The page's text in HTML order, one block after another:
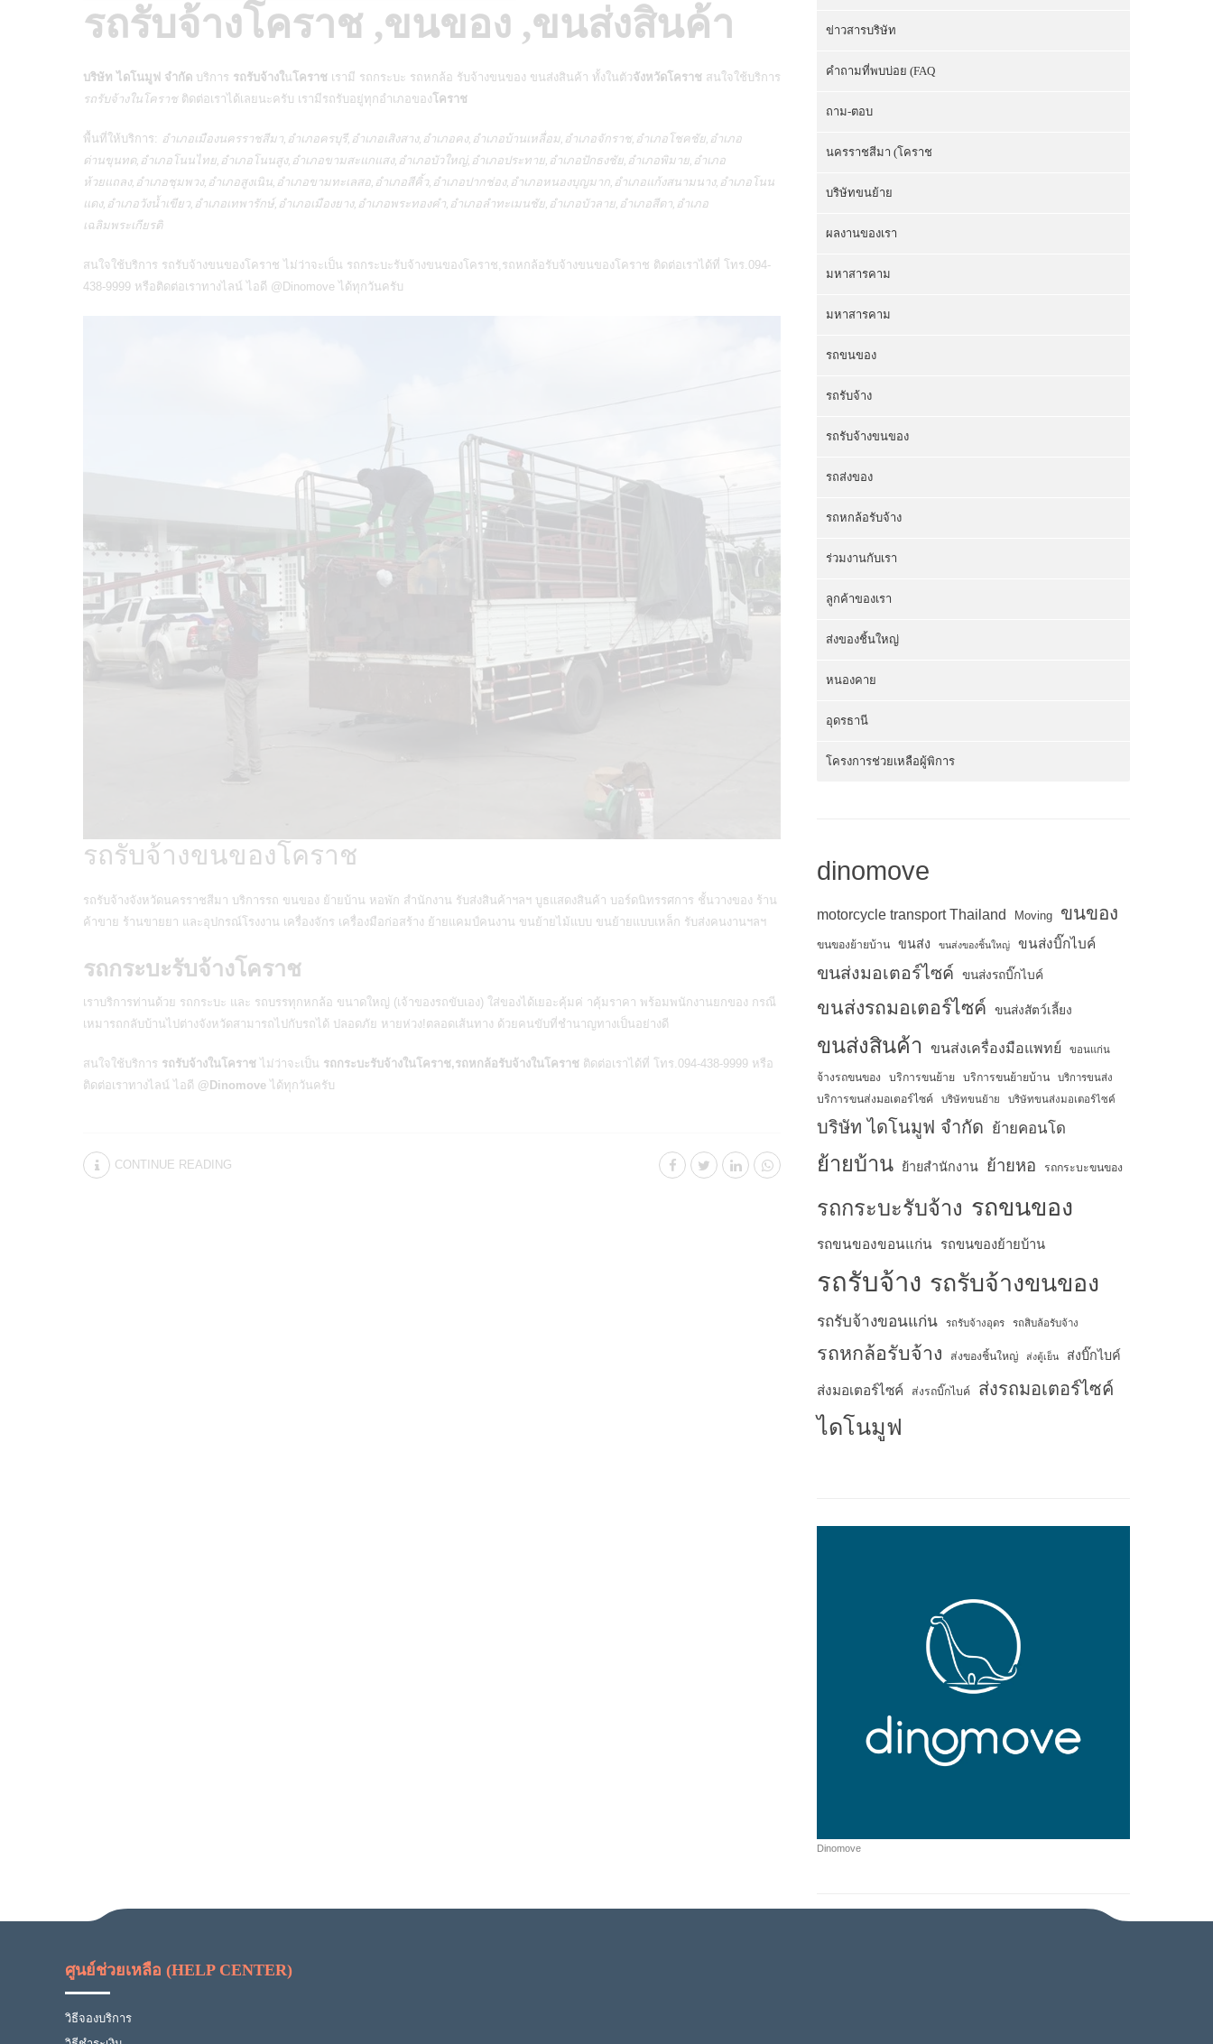
รถรับจ้างโคราช ,ขนของ ,ขนส่งสินค้า
บริษัท ไดโนมูฟ จำกัด บริการ รถรับจ้างในโคราช เรามี รถกระบะ รถหกล้อ รับจ้างขนของ ขนส่งสินค้า ทั้งในตัวจังหวัดโคราช สนใจใช้บริการ
รถรับจ้างในโคราช ติดต่อเราได้เลยนะครับ เรามีรถรับอยู่ทุกอำเภอของโคราช
พื้นที่ให้บริการ: อำเภอเมืองนครราชสีมา,อำเภอครบุรี,อำเภอเสิงสาง,อำเภอคง,อำเภอบ้านเหลื่อม,อำเภอจักราช,อำเภอโชคชัย,อำเภอ
ด่านขุนทด,อำเภอโนนไทย,อำเภอโนนสูง,อำเภอขามสะแกแสง,อำเภอบัวใหญ่,อำเภอประทาย,อำเภอปักธงชัย,อำเภอพิมาย,อำเภอ
ห้วยแถลง,อำเภอชุมพวง,อำเภอสูงเนิน,อำเภอขามทะเลสอ,อำเภอสีคิ้ว,อำเภอปากช่อง,อำเภอหนองบุญมาก,อำเภอแก้งสนามนาง,อำเภอโนน
แดง,อำเภอวังน้ำเขียว,อำเภอเทพารักษ์,อำเภอเมืองยาง,อำเภอพระทองคำ,อำเภอลำทะเมนชัย,อำเภอบัวลาย,อำเภอสีดา,อำเภอ
เฉลิมพระเกียรติ
สนใจใช้บริการ รถรับจ้างขนของโคราช ไม่ว่าจะเป็น รถกระบะรับจ้างขนของโคราช รถหกล้อรับจ้างขนของโคราช ติดต่อเราได้ที่ โทร.094-
438-9999 หรือติดต่อเราทางไลน์ ไอดี @Dinomove ได้ทุกวันครับ
รถรับจ้างขนของโคราช
รถรับจ้างจังหวัดนครราชสีมา บริการรถ ขนของ ย้ายบ้าน หอพัก สำนักงาน รับส่งสินค้าฯลฯ บูธแสดงสินค้า บอร์ดนิทรรศการ ชั้นวางของ ร้าน
ค้าขาย ร้านขายยา และอุปกรณ์โรงงาน เครื่องจักร เครื่องมือก่อสร้าง ย้ายแคมป์คนงาน ขนย้ายไม้แบบ ขนย้ายแบบเหล็ก รับส่งคนงานฯลฯ
รถกระบะรับจ้างโคราช
เราบริการท่านด้วย รถกระบะ และ รถบรรทุกหกล้อ ขนาดใหญ่ (เจ้าของรถขับเอง) ใส่ของได้เยอะคุ้มค่ าคุ้มราคา พร้อมพนักงานยกของ กรณี
เหมารถกลับบ้านไปต่างจังหวัดสามารถไปกับรถได้ ปลอดภัย หายห่วง!ตลอดเส้นทาง ด้วยคนขับที่ชำนาญทางเป็นอย่างดี
สนใจใช้บริการ รถรับจ้างในโคราช ไม่ว่าจะเป็น รถกระบะรับจ้างในโคราช,รถหกล้อรับจ้างในโคราช ติดต่อเราได้ที่ โทร.094-438-9999 หรือ
ติดต่อเราทางไลน์ ไอดี @Dinomove ได้ทุกวันครับ
CONTINUE READING
ข่าวสารบริษัท
คำถามที่พบบ่อย (FAQ
ถาม-ตอบ
นครราชสีมา (โคราช
บริษัทขนย้าย
ผลงานของเรา
มหาสารคาม
มหาสารคาม
รถขนของ
รถรับจ้าง
รถรับจ้างขนของ
รถส่งของ
รถหกล้อรับจ้าง
ร่วมงานกับเรา
ลูกค้าของเรา
ส่งของชิ้นใหญ่
หนองคาย
อุดรธานี
โครงการช่วยเหลือผู้พิการ
dinomove
motorcycle transport Thailand Moving ขนของ
ขนของย้ายบ้าน ขนส่ง ขนส่งของชิ้นใหญ่ ขนส่งบิ๊กไบค์
ขนส่งมอเตอร์ไซค์ ขนส่งรถบิ๊กไบค์
ขนส่งรถมอเตอร์ไซค์ ขนส่งสัตว์เลี้ยง
ขนส่งสินค้า ขนส่งเครื่องมือแพทย์ ขอนแก่น
จ้างรถขนของ บริการขนย้าย บริการขนย้ายบ้าน บริการขนส่ง
บริการขนส่งมอเตอร์ไซค์ บริษัทขนย้าย บริษัทขนส่งมอเตอร์ไซค์
บริษัท ไดโนมูฟ จำกัด ย้ายคอนโด
ย้ายบ้าน ย้ายสำนักงาน ย้ายหอ รถกระบะขนของ
รถกระบะรับจ้าง รถขนของ
รถขนของขอนแก่น รถขนของย้ายบ้าน
รถรับจ้าง รถรับจ้างขนของ
รถรับจ้างขอนแก่น รถรับจ้างอุดร รถสิบล้อรับจ้าง
รถหกล้อรับจ้าง ส่งของชิ้นใหญ่ ส่งตู้เย็น ส่งบิ๊กไบค์
ส่งมอเตอร์ไซค์ ส่งรถบิ๊กไบค์ ส่งรถมอเตอร์ไซค์
ไดโนมูฟ
Dinomove
ศูนย์ช่วยเหลือ (HELP CENTER)
วิธีจองบริการ